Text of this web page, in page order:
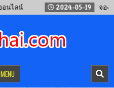
2024-05-19 จองตั๋วรถไฟ
MENU